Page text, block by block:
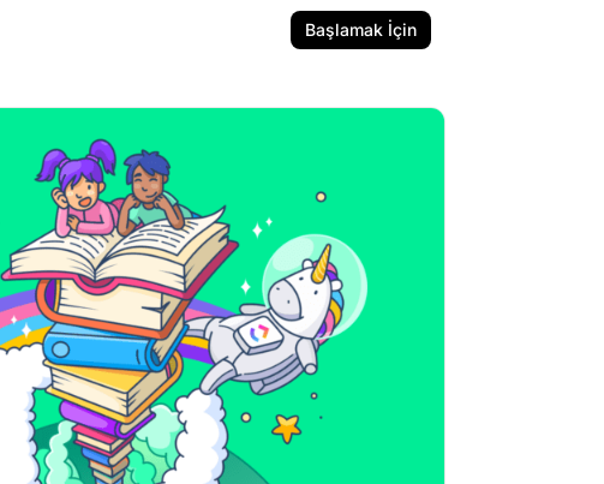
Başlamak İçin